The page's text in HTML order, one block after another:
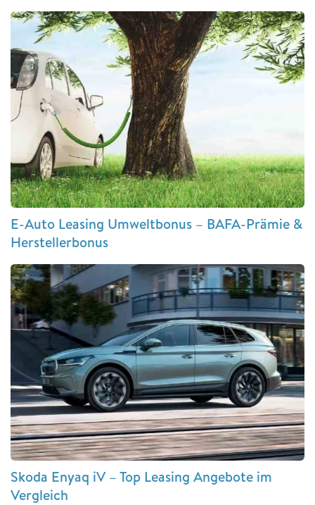
E-Auto Leasing Umweltbonus – BAFA-Prämie &
Herstellerbonus
Skoda Enyaq iV – Top Leasing Angebote im
Vergleich